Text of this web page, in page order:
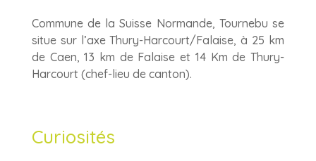
Commune de la Suisse Normande, Tournebu se
situe sur l’axe Thury-Harcourt/Falaise, à 25 km
de Caen, 13 km de Falaise et 14 Km de Thury-
Harcourt (chef-lieu de canton).
Curiosités